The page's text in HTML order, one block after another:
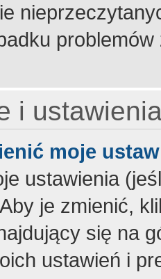
i
moje
ustawienia
je zmienić,
się na
ustawień i